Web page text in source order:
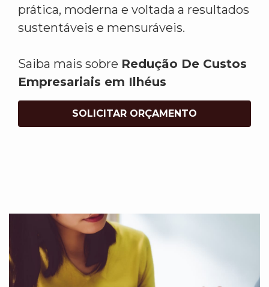
prática, moderna e voltada a resultados
sustentáveis e mensuráveis.
Saiba mais sobre Redução De Custos
Empresariais em Ilhéus
SOLICITAR ORÇAMENTO